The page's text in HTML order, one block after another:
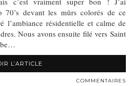
70’s devant les mûrs colorés de ce
l’ambiance résidentielle et calme de
Nous avons ensuite filé vers Saint
L’ARTICLE
COMMENTAIRES